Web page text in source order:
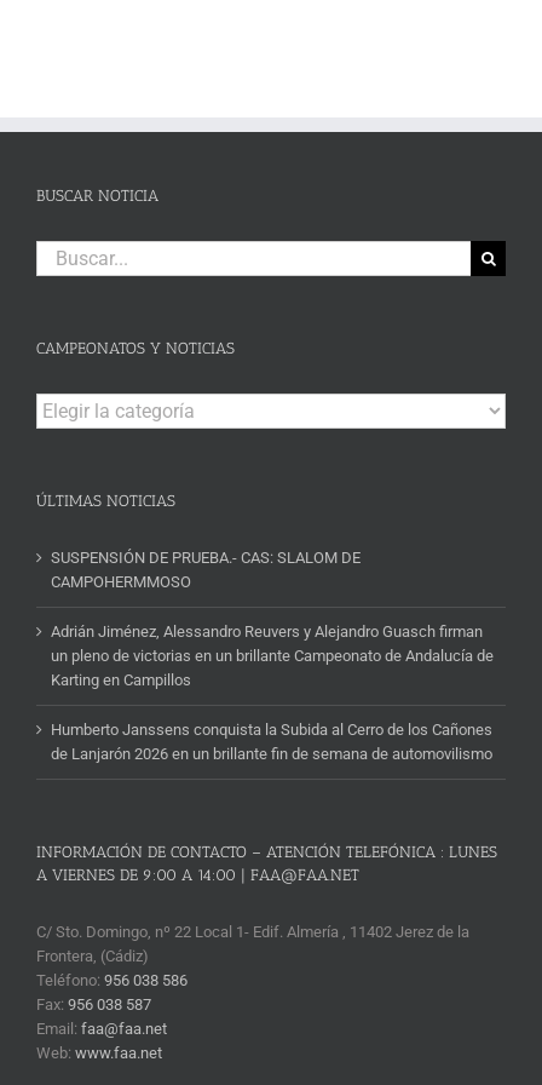
BUSCAR NOTICIA
Buscar:
CAMPEONATOS Y NOTICIAS
Campeonatos
y
ÚLTIMAS NOTICIAS
SUSPENSIÓN DE PRUEBA.- CAS: SLALOM DE
CAMPOHERMMOSO
Adrián Jiménez, Alessandro Reuvers y Alejandro Guasch firman
un pleno de victorias en un brillante Campeonato de Andalucía de
Karting en Campillos
Humberto Janssens conquista la Subida al Cerro de los Cañones
de Lanjarón 2026 en un brillante fin de semana de automovilismo
INFORMACIÓN DE CONTACTO – ATENCIÓN TELEFÓNICA : LUNES
A VIERNES DE 9:00 A 14:00 | FAA@FAA.NET
C/ Sto. Domingo, nº 22 Local 1- Edif. Almería , 11402 Jerez de la
Frontera, (Cádiz)
Teléfono: 956 038 586
Fax: 956 038 587
Email: faa@faa.net
Web: www.faa.net